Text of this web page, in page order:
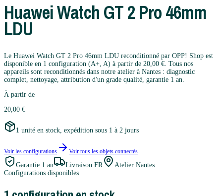
HuaweiWatch GT 2 Pro 46mm
LDU
Le Huawei Watch GT 2 Pro 46mm LDU reconditionné par OPP! Shop est
disponible en 1 configuration (A+, A) à partir de 20,00 €. Tous nos
appareils sont reconditionnés dans notre atelier à Nantes : diagnostic
complet, nettoyage, attribution d'un grade qualité, garantie 1 an.
À partir de
20,00 €
1 unité en stock, expédition sous 1 à 2 jours
Voir les configurations Voir tous les objets connectés
Garantie 1 an Livraison FR
Atelier Nantes
Configurations disponibles